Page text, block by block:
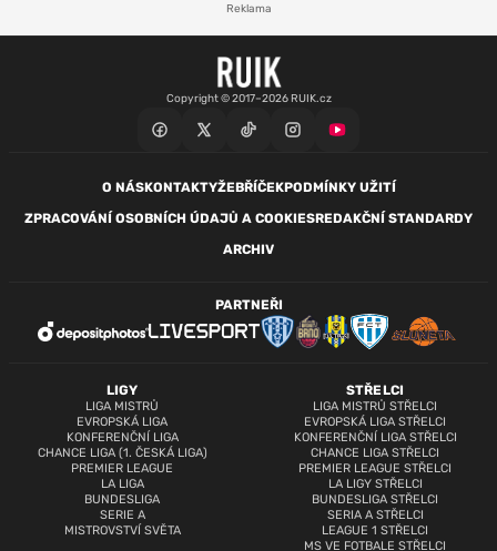
Reklama
Copyright © 2017–2026 RUIK.cz
O NÁSKONTAKTYŽEBŘÍČEKPODMÍNKY UŽITÍ
ZPRACOVÁNÍ OSOBNÍCH ÚDAJŮ A COOKIESREDAKČNÍ STANDARDY
ARCHIV
LIGY
LIGA MISTRŮ
EVROPSKÁ LIGA
KONFERENČNÍ LIGA
CHANCE LIGA (1. ČESKÁ LIGA)
PREMIER LEAGUE
LA LIGA
BUNDESLIGA
SERIE A
MISTROVSTVÍ SVĚTA
STŘELCI
LIGA MISTRŮ STŘELCI
EVROPSKÁ LIGA STŘELCI
KONFERENČNÍ LIGA STŘELCI
CHANCE LIGA STŘELCI
PREMIER LEAGUE STŘELCI
LA LIGY STŘELCI
BUNDESLIGA STŘELCI
SERIA A STŘELCI
LEAGUE 1 STŘELCI
MS VE FOTBALE STŘELCI
PARTNEŘI